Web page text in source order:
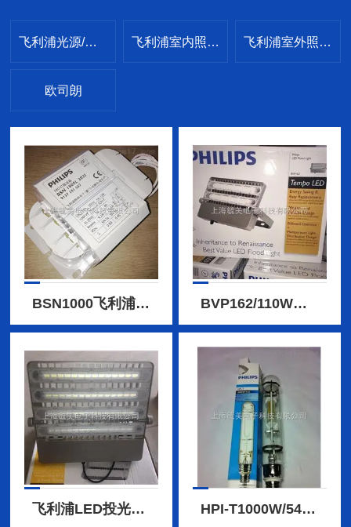
飞利浦光源/电器 飞利浦室内照明灯具 飞利浦室外照明灯具
欧司朗
BSN1000飞利浦高压钠灯镇流器 BVP162/110W飞利浦大功率LED泛光灯
飞利浦LED投光灯BVP163/220W HPI-T1000W/543飞利浦欧标金卤灯